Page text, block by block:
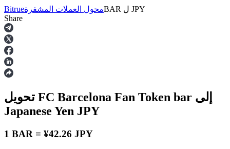
العقود الآجلة
Bitrueمحول العملات المشفرةBAR ل JPY
Share
تحويل FC Barcelona Fan Token bar
Japanese Yen JPY
1 BAR = ¥42.26 JPY